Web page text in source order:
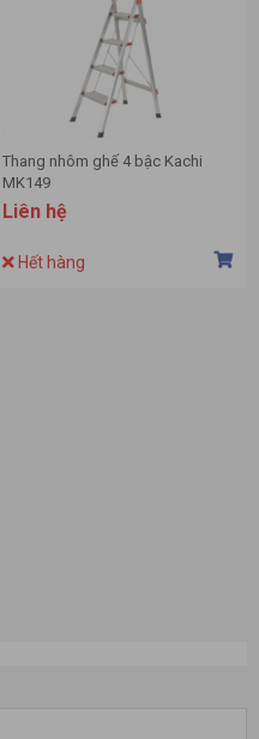
Thang nhôm ghế 4 bậc Kachi
MK149
Liên hệ
Hết hàng